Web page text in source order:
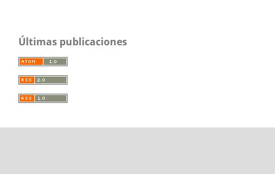
Últimas publicaciones